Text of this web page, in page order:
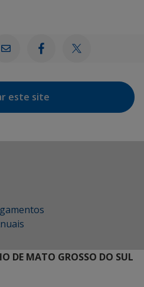
este site
DE MATO GROSSO DO SUL